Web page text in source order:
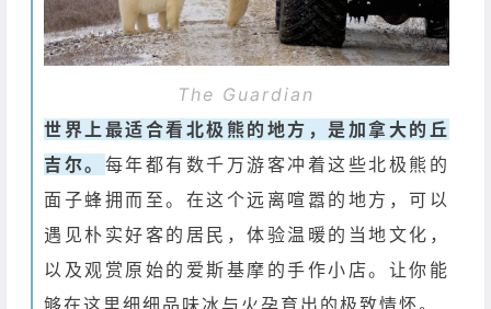
The Guardian
世界上最适合看北极熊的地方，是加拿大的丘
吉尔。 每年都有数千万游客冲着这些北极熊的
面子蜂拥而至。在这个远离喧嚣的地方，可以
遇见朴实好客的居民，体验温暖的当地文化，
以及观赏原始的爱斯基摩的手作小店。让你能